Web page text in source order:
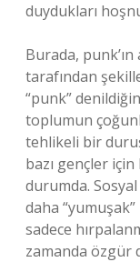
duydukları
Burada,
tarafından
“punk”
toplumun
tehlikeli bir
bazı gençler
durumda.
daha
sadece
zamanda özgür